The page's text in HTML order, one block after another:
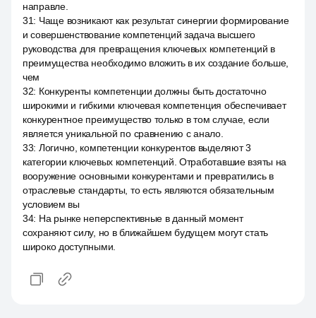
направле.
31: Чаще возникают как результат синергии формирование
и совершенствование компетенций задача высшего
руководства для превращения ключевых компетенций в
преимущества необходимо вложить в их создание больше,
чем
32: Конкуренты компетенции должны быть достаточно
широкими и гибкими ключевая компетенция обеспечивает
конкурентное преимущество только в том случае, если
является уникальной по сравнению с анало.
33: Логично, компетенции конкурентов выделяют 3
категории ключевых компетенций. Отработавшие взяты на
вооружение основными конкурентами и превратились в
отраслевые стандарты, то есть являются обязательным
условием вы
34: На рынке неперспективные в данный момент
сохраняют силу, но в ближайшем будущем могут стать
широко доступными.